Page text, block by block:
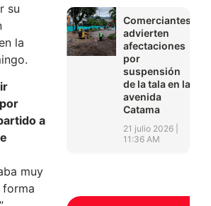
su
la
a
muy
forma
Comerciantes
advierten
afectaciones
por
suspensión
de la tala en la
avenida
Catama
21 julio 2026
11:36 AM